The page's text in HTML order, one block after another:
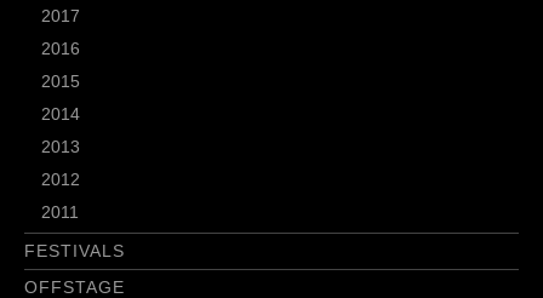
2017
2016
2015
2014
2013
2012
2011
FESTIVALS
OFFSTAGE